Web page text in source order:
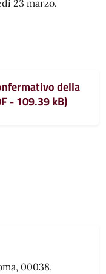
23 marzo.
della
- 109.39 kB)
00038,